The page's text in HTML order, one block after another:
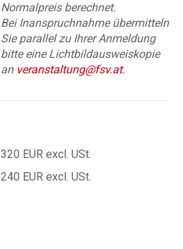
Normalpreis berechnet.
Bei Inanspruchnahme übermitteln
Sie parallel zu Ihrer Anmeldung
bitte eine Lichtbildausweiskopie
an veranstaltung@fsv.at.
320 EUR excl. USt.
240 EUR excl. USt.